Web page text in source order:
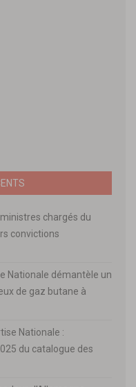
chargés du
convictions
Nationale démantèle un
de gaz butane à
Nationale :
du catalogue des